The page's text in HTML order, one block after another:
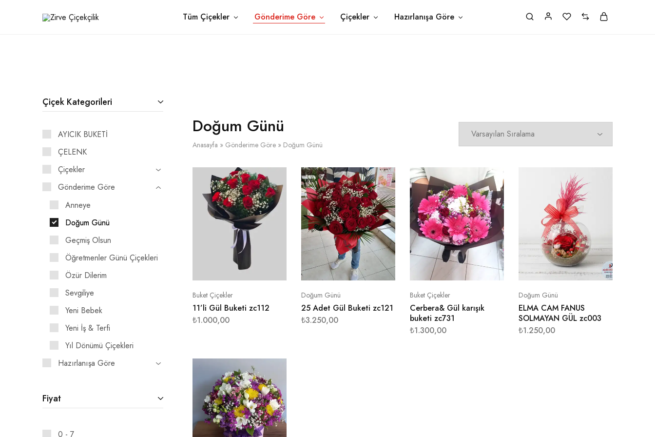
Kargo Takip Şifremi unuttum
Zirve
Antalyanın Tüm Çiçekler Gönderime Göre Çiçekler Hazırlanışa Göre
Doğum Günü
Anasayfa » Gönderime Göre» Doğum Günü
Buket Çiçekler
11’li Gül Buketi zc112
₺1.000,00
Doğum Günü
25 Adet Gül Buketi zc121
₺3.250,00
Buket Çiçekler
Cerbera& Gül karışık
buketi zc731
₺1.300,00
Doğum Günü
ELMA CAM FANUS
SOLMAYAN GÜL zc003
₺1.250,00
Çiçek Kategorileri
AYICIK BUKETİ
ÇELENK
Çiçekler
Gönderime Göre
Anneye
Doğum Günü
Geçmiş Olsun
Öğretmenler Günü Çiçekleri
Özür Dilerim
Sevgiliye
Yeni Bebek
Yeni İş & Terfi
Yıl Dönümü Çiçekleri
Hazırlanışa Göre
Fiyat
0 - 7